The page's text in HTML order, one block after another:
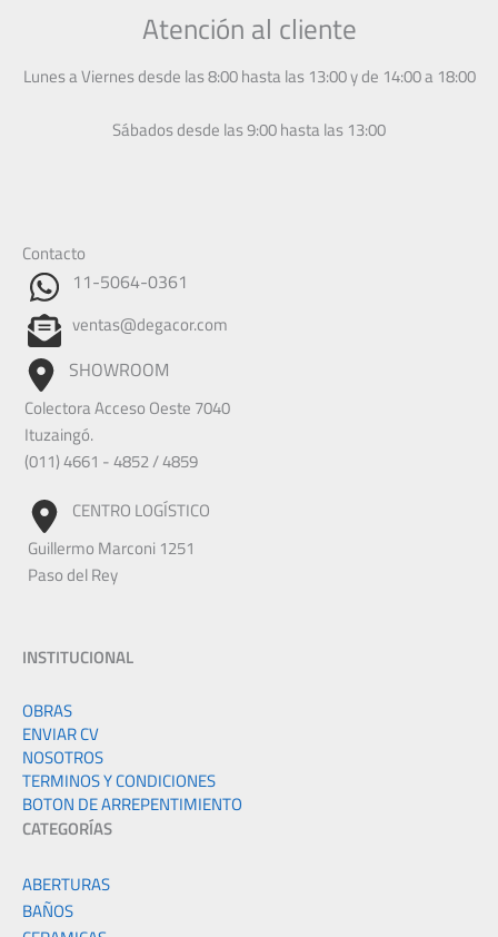
Atención al cliente
Lunes a Viernes desde las 8:00 hasta las 13:00 y de 14:00 a 18:00
Sábados desde las 9:00 hasta las 13:00
Contacto
11-5064-0361
ventas@degacor.com
SHOWROOM
Colectora Acceso Oeste 7040
Ituzaingó.
(011) 4661 - 4852 / 4859
CENTRO LOGÍSTICO
Guillermo Marconi 1251
Paso del Rey
INSTITUCIONAL
OBRAS
ENVIAR CV
NOSOTROS
TERMINOS Y CONDICIONES
BOTON DE ARREPENTIMIENTO
CATEGORÍAS
ABERTURAS
BAÑOS